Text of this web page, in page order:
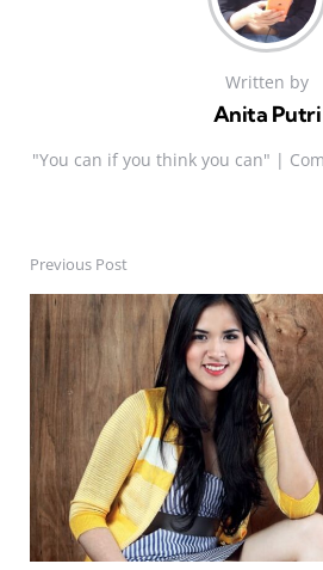
Written by
Anita Putri
"You can if you think you can" |
Post
navigation
Previous Post